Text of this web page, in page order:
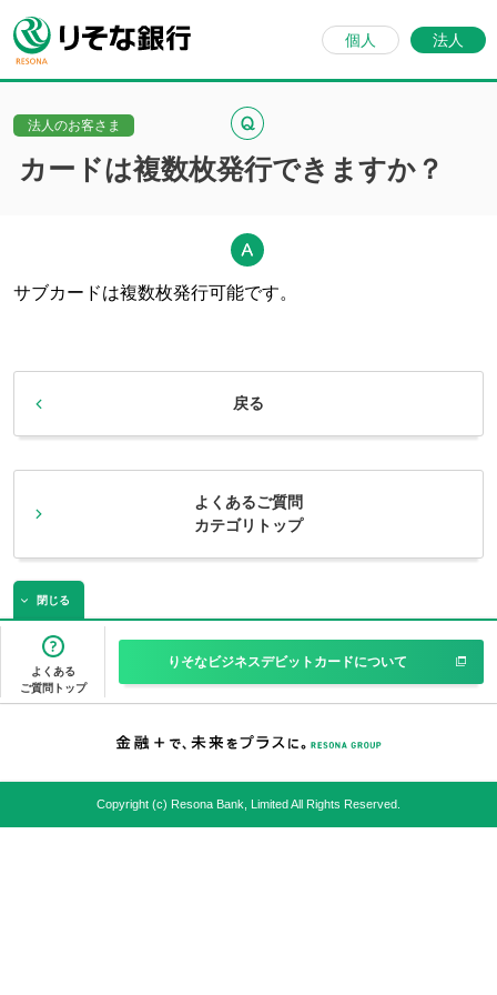
個人 法人
法人のお客さま
カードは複数枚発行できますか？
サブカードは複数枚発行可能です。
戻る
よくあるご質問
カテゴリトップ
閉じる
よくある
ご質問トップ
りそなビジネスデビットカードについて
Copyright (c) Resona Bank, Limited All Rights Reserved.